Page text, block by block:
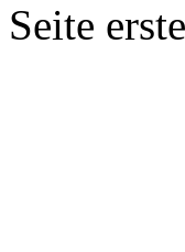
Seite